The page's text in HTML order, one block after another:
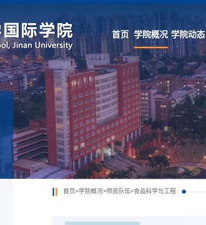
首页 学院概况 学院动态
首页>学院概况>师资队伍>食品科学与工程